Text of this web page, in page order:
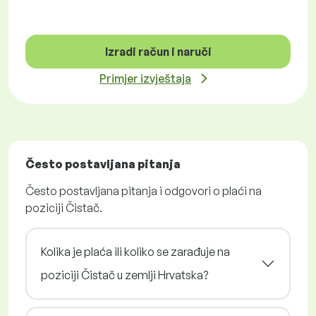
Izradi račun i naruči
Primjer izvještaja
Često postavljana pitanja
Često postavljana pitanja i odgovori o plaći na
poziciji Čistač.
Kolika je plaća ili koliko se zarađuje na
poziciji Čistač u zemlji Hrvatska?